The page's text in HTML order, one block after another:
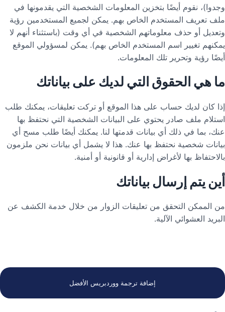
وجدوا)، نقوم أيضًا بتخزين المعلومات الشخصية التي يقدمونها في
ملف تعريف المستخدم الخاص بهم. يمكن لجميع المستخدمين رؤية
وتعديل أو حذف معلوماتهم الشخصية في أي وقت (باستثناء أنهم لا
يمكنهم تغيير اسم المستخدم الخاص بهم). يمكن لمسؤولي الموقع
أيضًا رؤية وتحرير تلك المعلومات.
ما هي الحقوق التي لديك على بياناتك
إذا كان لديك حساب على هذا الموقع أو تركت تعليقات، يمكنك طلب
استلام ملف صادر يحتوي على البيانات الشخصية التي نحتفظ بها
عنك، بما في ذلك أي بيانات قدمتها لنا. يمكنك أيضًا طلب مسح أي
بيانات شخصية نحتفظ بها عنك. هذا لا يشمل أي بيانات نحن ملزمون
بالاحتفاظ بها لأغراض إدارية أو قانونية أو أمنية.
أين يتم إرسال بياناتك
من الممكن التحقق من تعليقات الزوار من خلال خدمة الكشف عن
البريد العشوائي الآلية.
إضافة ترجمة ووردبريس الأفضل